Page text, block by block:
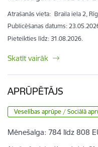
Atrašanās vieta: Braila iela 2,
Publicēšanas datums:
Pieteikties līdz: 31.08.2026.
Skatīt vairāk
APRŪPĒTĀJS
Veselības aprūpe / Sociālā
Mēnešalga: 784 līdz 808